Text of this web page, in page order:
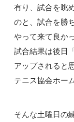
有り、試合を眺
のと、試合を勝
やって来て良か
試合結果は後日
アップされると
テニス協会ホー
そんな土曜日の